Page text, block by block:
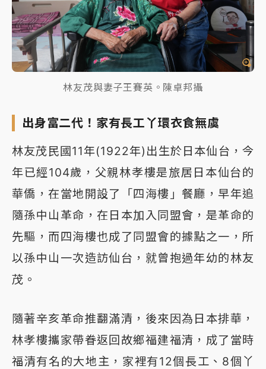
林友茂與妻子王賽英。陳卓邦攝
出身富二代！家有長工丫環衣食無虞
林友茂民國11年(1922年)出生於日本仙台，今
年已經104歲，父親林孝樓是旅居日本仙台的
華僑，在當地開設了「四海樓」餐廳，早年追
隨孫中山革命，在日本加入同盟會，是革命的
先驅，而四海樓也成了同盟會的據點之一，所
以孫中山一次造訪仙台，就曾抱過年幼的林友
茂。
隨著辛亥革命推翻滿清，後來因為日本排華，
林孝樓攜家帶眷返回故鄉福建福清，成了當時
福清有名的大地主，家裡有12個長工、8個丫